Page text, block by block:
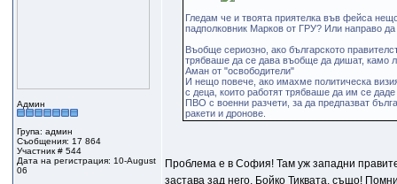
Админ
Група: админ
Съобщения: 17 864
Участник # 544
Дата на регистрация: 10-August
06
Гледам че и твоята приятелка във фейса
падполковник Марков от ГРУ? Или направо
Въобще сериозно, ако българското
трябваше да се дава въобще да дишат, камо
Аман от "освободители"
И нещо повече, ако имахме политическа
с деца, които работят трябваше да им се
ПВО с военни разчети, за да предпазват
ракети и дронове.
Проблема е в София! Там уж западни
застава зад него, Бойко Тиквата, също!